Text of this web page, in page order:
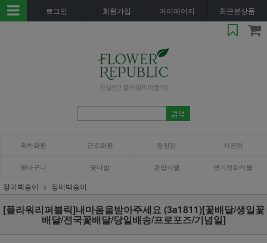
로그인 회원가입 마이페이지 최근본상품
축하화환 근조화환 동양란 서양란
꽃바구니 꽃다발 관엽식물 공기정화식물
장미백송이 장미백송이
[플라워리퍼블릭]내마음을받아주세요 (3a1811)[꽃배달/생일꽃
배달/전국꽃배달/당일배송/프로포즈/기념일]